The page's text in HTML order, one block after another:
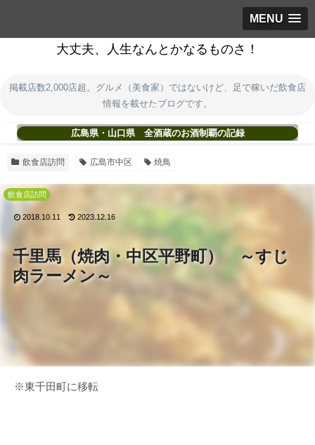
MENU
大丈夫、人生なんとかなるものさ！
掲載店数2,000店超。グルメ（美食家）ではないけど、足で稼いだ飲食店
情報を載せたブログです。
広島県・山口県 全酒蔵のお酒制覇の記録
飲食店訪問 広島市中区 焼鳥
千里馬（焼肉・中区平野町） ～すじ
肉ラーメン～
飲食店訪問
2018.10.11 2023.12.16
※東千田町に移転